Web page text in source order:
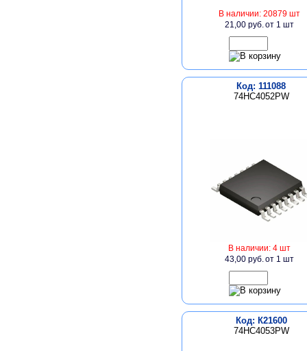
В наличии: 20879 шт
21,00 руб.от 1 шт
Код: 111088
74HC4052PW
В наличии: 4 шт
43,00 руб.от 1 шт
Код: К21600
74HC4053PW